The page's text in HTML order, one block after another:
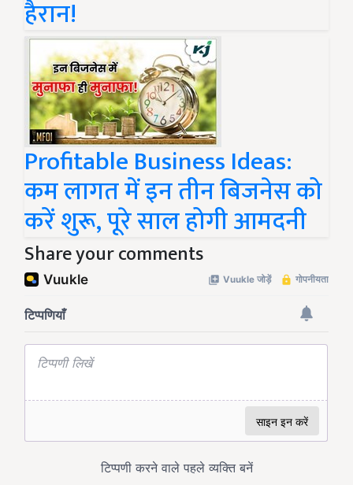
हैरान!
Profitable Business Ideas:
कम लागत में इन तीन बिजनेस को
करें शुरू, पूरे साल होगी आमदनी
Share your comments